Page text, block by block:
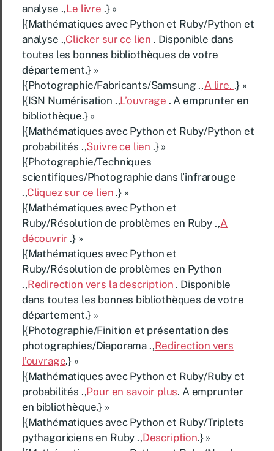
analyse .,Le livre .} »
|{Mathématiques avec Python et Ruby/Python et
analyse .,Clicker sur ce lien . Disponible dans
toutes les bonnes bibliothèques de votre
département.} »
|{Photographie/Fabricants/Samsung .,A lire. .} »
|{ISN Numérisation .,L’ouvrage . A emprunter en
bibliothèque.} »
|{Mathématiques avec Python et Ruby/Python et
probabilités .,Suivre ce lien .} »
|{Photographie/Techniques
scientifiques/Photographie dans l’infrarouge
.,Cliquez sur ce lien .} »
|{Mathématiques avec Python et
Ruby/Résolution de problèmes en Ruby .,A
découvrir .} »
|{Mathématiques avec Python et
Ruby/Résolution de problèmes en Python
.,Redirection vers la description . Disponible
dans toutes les bonnes bibliothèques de votre
département.} »
|{Photographie/Finition et présentation des
photographies/Diaporama .,Redirection vers
l’ouvrage.} »
|{Mathématiques avec Python et Ruby/Ruby et
probabilités .,Pour en savoir plus. A emprunter
en bibliothèque.} »
|{Mathématiques avec Python et Ruby/Triplets
pythagoriciens en Ruby .,Description.} »